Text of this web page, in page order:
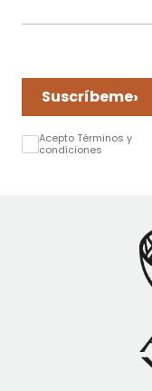
Suscríbeme›
Acepto Términos y
condiciones